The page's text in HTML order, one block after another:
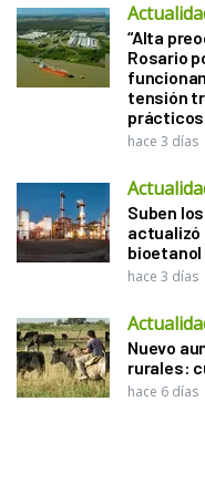
“Alta
Rosario
tensión
prácticos
hace 3 días
Suben
actualizó
bioetanol
hace 3 días
Nuevo
rurales:
hace 6 días